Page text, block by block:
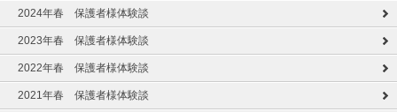
2024年春 保護者様体験談
2023年春 保護者様体験談
2022年春 保護者様体験談
2021年春 保護者様体験談